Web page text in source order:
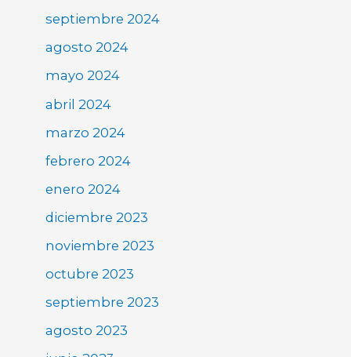
septiembre 2024
agosto 2024
mayo 2024
abril 2024
marzo 2024
febrero 2024
enero 2024
diciembre 2023
noviembre 2023
octubre 2023
septiembre 2023
agosto 2023